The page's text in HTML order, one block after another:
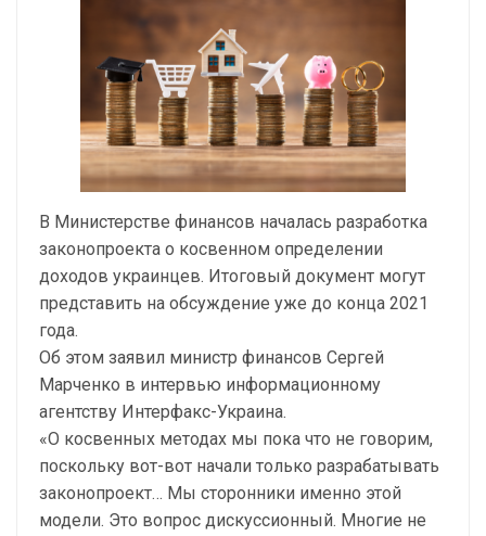
В Министерстве финансов началась разработка
законопроекта о косвенном определении
доходов украинцев. Итоговый документ могут
представить на обсуждение уже до конца 2021
года.
Об этом заявил министр финансов Сергей
Марченко в интервью информационному
агентству Интерфакс-Украина.
«О косвенных методах мы пока что не говорим,
поскольку вот-вот начали только разрабатывать
законопроект… Мы сторонники именно этой
модели. Это вопрос дискуссионный. Многие не